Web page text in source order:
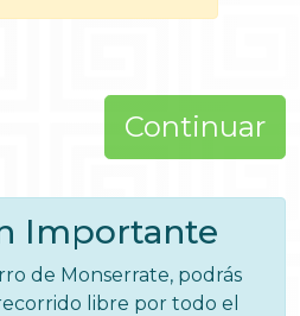
Continuar
Importante
de Monserrate, podrás
libre por todo el